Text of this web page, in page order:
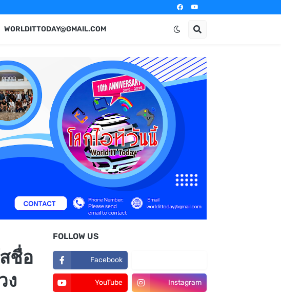
WORLDITTODAY@GMAIL.COM
ชื่อ
ง
FOLLOW US
Facebook
YouTube Instagram